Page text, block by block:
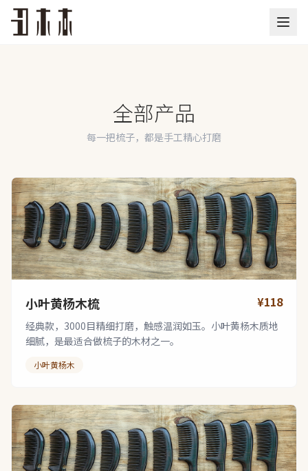
全部产品
每一把梳子，都是手工精心打磨
小叶黄杨木梳 ¥118
经典款，3000目精细打磨，触感温润如玉。小叶黄杨木质地
细腻，是最适合做梳子的木材之一。
小叶黄杨木